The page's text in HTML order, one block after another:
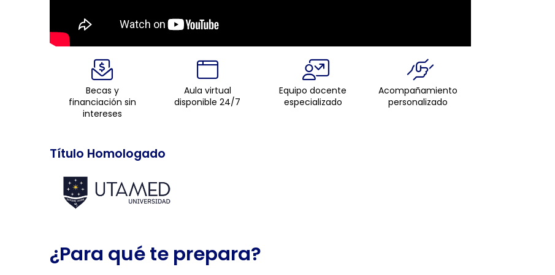
Becas y
financiación sin
intereses
Aula virtual
disponible 24/7
Equipo docente
especializado
Acompañamiento
personalizado
Título Homologado
¿Para qué te prepara?